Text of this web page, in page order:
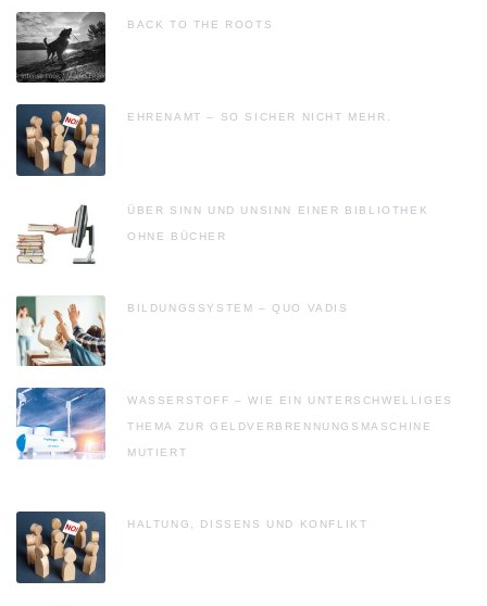
BACK TO THE ROOTS
EHRENAMT – SO SICHER NICHT MEHR.
ÜBER SINN UND UNSINN EINER BIBLIOTHEK
OHNE BÜCHER
BILDUNGSSYSTEM – QUO VADIS
WASSERSTOFF – WIE EIN UNTERSCHWELLIGES
THEMA ZUR GELDVERBRENNUNGSMASCHINE
MUTIERT
HALTUNG, DISSENS UND KONFLIKT